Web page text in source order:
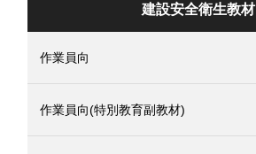
建設安全衛生教材
作業員向
作業員向(特別教育副教材)